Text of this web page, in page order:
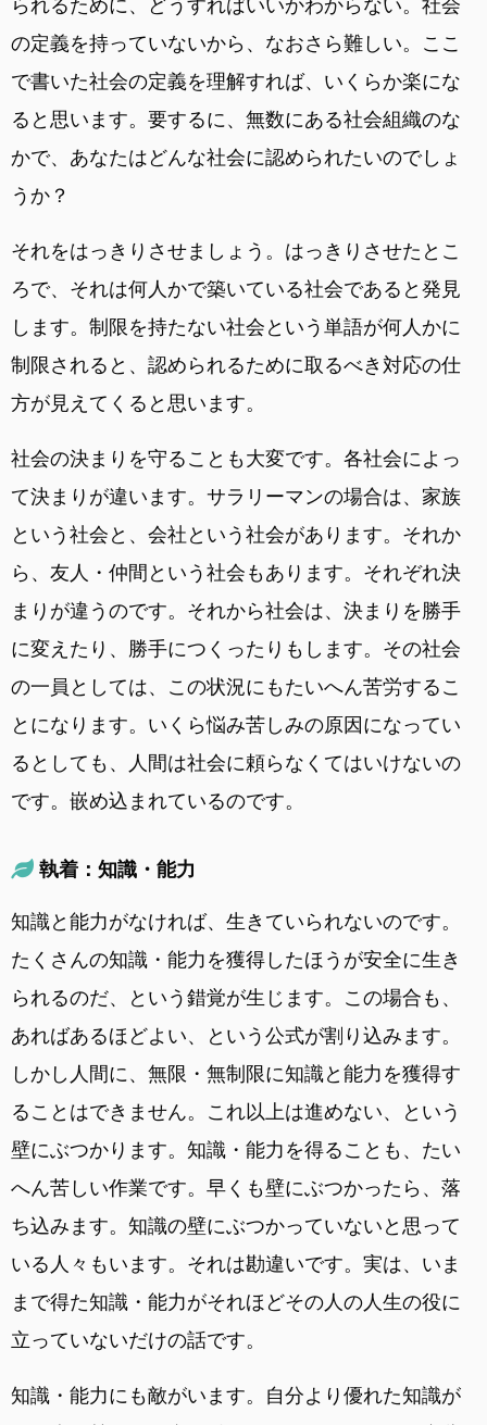
られるために、どうすればいいかわからない。社会
の定義を持っていないから、なおさら難しい。ここ
で書いた社会の定義を理解すれば、いくらか楽にな
ると思います。要するに、無数にある社会組織のな
かで、あなたはどんな社会に認められたいのでしょ
うか？
それをはっきりさせましょう。はっきりさせたとこ
ろで、それは何人かで築いている社会であると発見
します。制限を持たない社会という単語が何人かに
制限されると、認められるために取るべき対応の仕
方が見えてくると思います。
社会の決まりを守ることも大変です。各社会によっ
て決まりが違います。サラリーマンの場合は、家族
という社会と、会社という社会があります。それか
ら、友人・仲間という社会もあります。それぞれ決
まりが違うのです。それから社会は、決まりを勝手
に変えたり、勝手につくったりもします。その社会
の一員としては、この状況にもたいへん苦労するこ
とになります。いくら悩み苦しみの原因になってい
るとしても、人間は社会に頼らなくてはいけないの
です。嵌め込まれているのです。
執着：知識・能力
知識と能力がなければ、生きていられないのです。
たくさんの知識・能力を獲得したほうが安全に生き
られるのだ、という錯覚が生じます。この場合も、
あればあるほどよい、という公式が割り込みます。
しかし人間に、無限・無制限に知識と能力を獲得す
ることはできません。これ以上は進めない、という
壁にぶつかります。知識・能力を得ることも、たい
へん苦しい作業です。早くも壁にぶつかったら、落
ち込みます。知識の壁にぶつかっていないと思って
いる人々もいます。それは勘違いです。実は、いま
まで得た知識・能力がそれほどその人の人生の役に
立っていないだけの話です。
知識・能力にも敵がいます。自分より優れた知識が